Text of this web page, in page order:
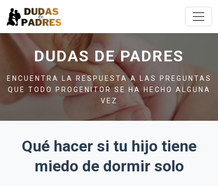
DUDAS DE PADRES
ENCUENTRA LA RESPUESTA A LAS PREGUNTAS
QUE TODO PROGENITOR SE HA HECHO ALGUNA
VEZ
Qué hacer si tu hijo tiene
miedo de dormir solo